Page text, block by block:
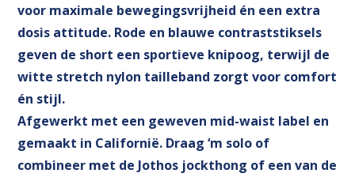
voor maximale bewegingsvrijheid én een extra
dosis attitude. Rode en blauwe contraststiksels
geven de short een sportieve knipoog, terwijl de
witte stretch nylon tailleband zorgt voor comfort
én stijl.
Afgewerkt met een geweven mid-waist label en
gemaakt in Californië. Draag ‘m solo of
combineer met de Jothos jockthong of een van de